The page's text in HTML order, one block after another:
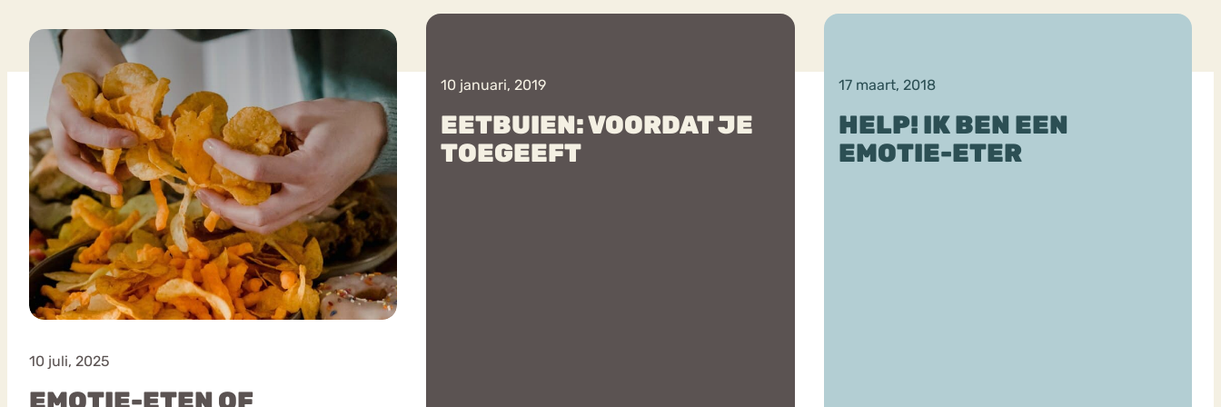
10 juli, 2025
10 januari, 2019
EETBUIEN: VOORDAT JE
TOEGEEFT
17 maart, 2018
HELP! IK BEN EEN
EMOTIE-ETER
VEEL GEZOCHTE TERMEN
Boulimia Nervosa Eetstoornis Anorexia Nervosa Piekeren Sport
Trauma
Orthorexia
Afvallen Angst